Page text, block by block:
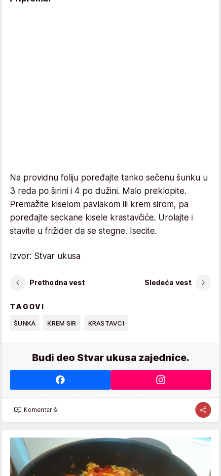
Na providnu foliju poređajte tanko sečenu šunku u
3 reda po širini i 4 po dužini. Malo preklopite.
Premažite kiselom pavlakom ili krem sirom, pa
poređajte seckane kisele krastavčiće. Urolajte i
stavite u frižider da se stegne. Isecite.
Izvor: Stvar ukusa
Prethodna vest Sledeća vest
TAGOVI
ŠUNKA KREM SIR KRASTAVCI
Budi deo Stvar ukusa zajednice.
Komentariši